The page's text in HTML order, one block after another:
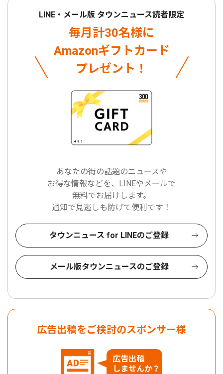
LINE・メール版 タウンニュース読者限定
毎月計30名様に
Amazonギフトカード
プレゼント！
あなたの街の話題のニュースや
お得な情報などを、LINEやメールで
無料でお届けします。
通知で見逃しも防げて便利です！
タウンニュース for LINEのご登録
メール版タウンニュースのご登録
広告出稿をご検討のスポンサー様
広告出稿
しませんか？